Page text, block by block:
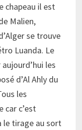
chapeau il est
Malien,
se trouve
Luanda. Le
les
d’Al Ahly du
les
car c’est
le tirage au sort